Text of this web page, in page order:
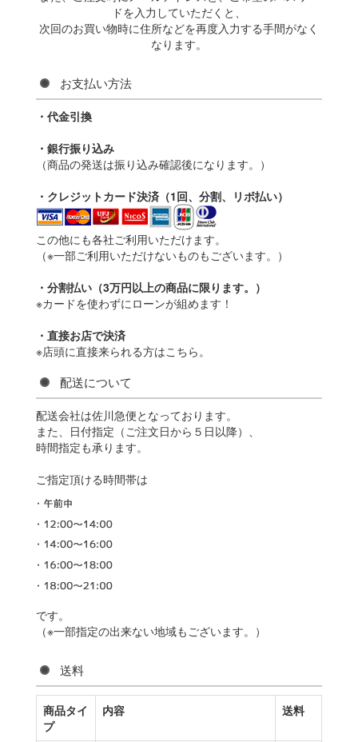
ドを入力していただくと、
次回のお買い物時に住所などを再度入力する手間がなく
なります。
お支払い方法
・代金引換
・銀行振り込み
（商品の発送は振り込み確認後になります。）
・クレジットカード決済（1回、分割、リボ払い）
この他にも各社ご利用いただけます。
（※一部ご利用いただけないものもございます。）
・分割払い（3万円以上の商品に限ります。）
※カードを使わずにローンが組めます！
・直接お店で決済
※店頭に直接来られる方はこちら。
配送について
配送会社は佐川急便となっております。
また、日付指定（ご注文日から５日以降）、
時間指定も承ります。
ご指定頂ける時間帯は
です。
（※一部指定の出来ない地域もございます。）
送料
商品タイ
プ
内容 送料